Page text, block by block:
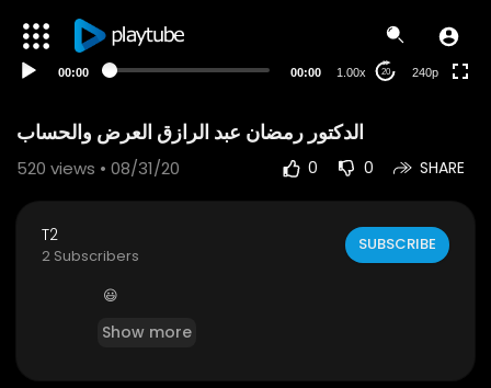
00:00 00:00 1.00x 20 240p
الدكتور رمضان عبد الرازق العرض والحساب
520 views • 08/31/20 0 0 SHARE
T2
2 Subscribers
SUBSCRIBE
😃
Show more